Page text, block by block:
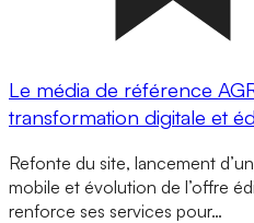
Le média de référence
transformation digitale et
Refonte du site, lancement
mobile et évolution de l’offre
renforce ses services pour…